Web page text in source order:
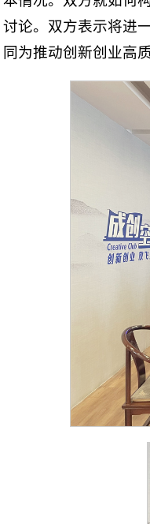
讨论。双方表示将进
同为推动创新创业高